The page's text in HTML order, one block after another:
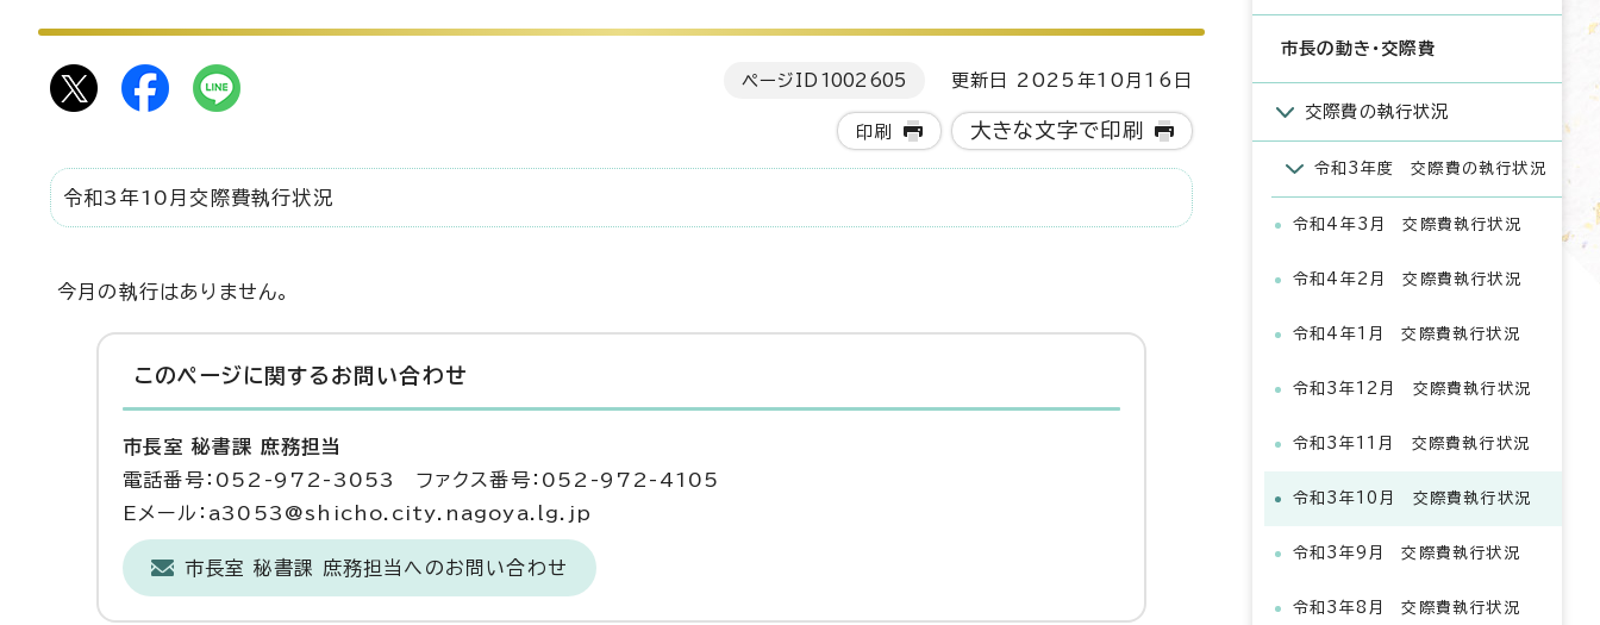
ページID 1002605 更新日 2025年10月16日
印刷 大きな文字で印刷
令和3年10月交際費執行状況
今月の執行はありません。
このページに関する お問い合わせ
市長室 秘書課 庶務担当
電話番号：052-972-3053 ファクス番号：052-972-4105
Eメール：a3053@shicho.city.nagoya.lg.jp
市長室 秘書課 庶務担当へのお問い合わせ
市長の動き・交際費
交際費の執行状況
令和3年度 交際費の執行状況
令和4年3月 交際費執行状況
令和4年2月 交際費執行状況
令和4年1月 交際費執行状況
令和3年12月 交際費執行状況
令和3年11月 交際費執行状況
令和3年10月 交際費執行状況
令和3年9月 交際費執行状況
令和3年8月 交際費執行状況